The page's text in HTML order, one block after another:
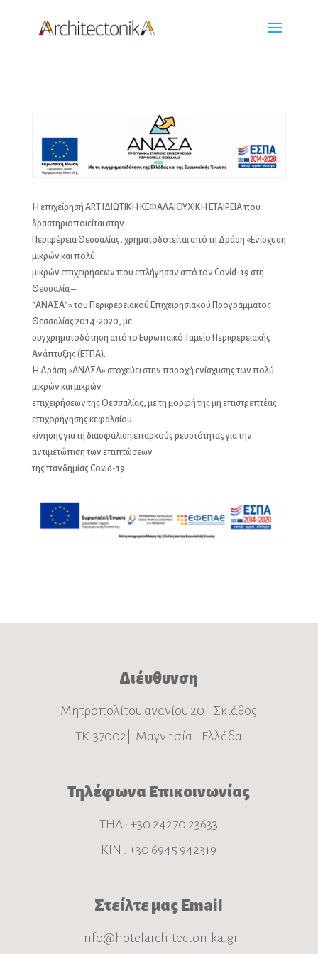
H επιχείρησή ART ΙΔΙΩΤΙΚΗ ΚΕΦΑΛΑΙΟΥΧΙΚΗ ΕΤΑΙΡΕΙΑ που
δραστηριοποιείται στην
Περιφέρεια Θεσσαλίας, χρηματοδοτείται από τη Δράση «Ενίσχυση
μικρών και πολύ
μικρών επιχειρήσεων που επλήγησαν από τον Covid-19 στη
Θεσσαλία –
“ΑΝΑΣΑ”» του Περιφερειακού Επιχειρησιακού Προγράμματος
Θεσσαλίας 2014-2020, με
συγχρηματοδότηση από το Ευρωπαϊκό Ταμείο Περιφερειακής
Ανάπτυξης (ΕΤΠΑ).
Η Δράση «ΑΝΑΣΑ» στοχεύει στην παροχή ενίσχυσης των πολύ
μικρών και μικρών
επιχειρήσεων της Θεσσαλίας, με τη μορφή της μη επιστρεπτέας
επιχορήγησης κεφαλαίου
κίνησης για τη διασφάλιση επαρκούς ρευστότητας για την
αντιμετώπιση των επιπτώσεων
της πανδημίας Covid-19.
Διέυθυνση
Μητροπολίτου ανανίου 20 | Σκιάθος
ΤΚ.37002| Μαγνησία | Ελλάδα
Τηλέφωνα Επικοινωνίας
ΤΗΛ : +30 24270 23633
ΚΙΝ : +30 6945 942319
Στείλτε μας Email
info@hotelarchitectonika.gr